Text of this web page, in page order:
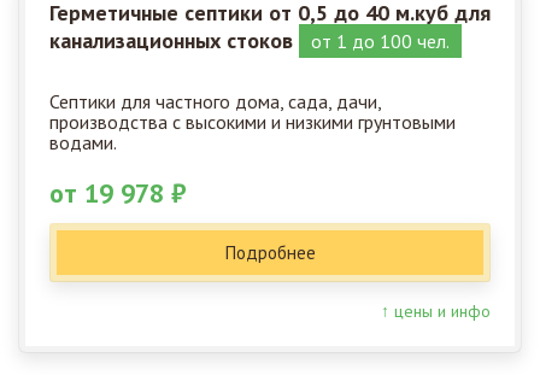
Герметичные септики от 0,5 до 40 м.куб для
канализационных стоков
от 1 до 100 чел.
Септики для частного дома, сада, дачи,
производства с высокими и низкими грунтовыми
водами.
от 19 978 ₽
Подробнее
↑ цены и инфо